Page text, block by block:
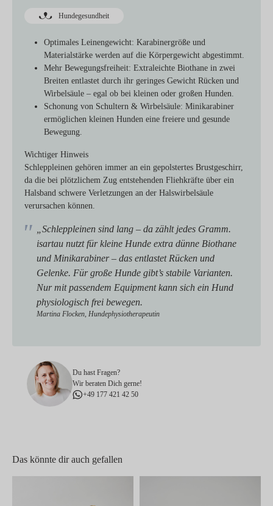
Hundegesundheit
Optimales Leinengewicht: Karabinergröße und
Materialstärke werden auf die Körpergewicht abgestimmt.
Mehr Bewegungsfreiheit: Extraleichte Biothane in zwei
Breiten entlastet durch ihr geringes Gewicht Rücken und
Wirbelsäule – egal ob bei kleinen oder großen Hunden.
Schonung von Schultern & Wirbelsäule: Minikarabiner
ermöglichen kleinen Hunden eine freiere und gesunde
Bewegung.
Wichtiger Hinweis
Schleppleinen gehören immer an ein gepolstertes Brustgeschirr,
da die bei plötzlichem Zug entstehenden Fliehkräfte über ein
Halsband schwere Verletzungen an der Halswirbelsäule
verursachen können.
„Schleppleinen sind lang – da zählt jedes Gramm.
isartau nutzt für kleine Hunde extra dünne Biothane
und Minikarabiner – das entlastet Rücken und
Gelenke. Für große Hunde gibt’s stabile Varianten.
Nur mit passendem Equipment kann sich ein Hund
physiologisch frei bewegen.
Martina Flocken, Hundephysiotherapeutin
Du hast Fragen?
Wir beraten Dich gerne!
+49 177 421 42 50
Das könnte dir auch gefallen